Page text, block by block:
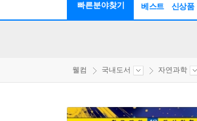
빠른분야찾기 베스트 신상품
웰컴 국내도서 자연과학